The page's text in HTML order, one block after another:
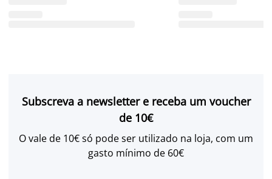
Subscreva a newsletter e receba um voucher
de 10€
O vale de 10€ só pode ser utilizado na loja, com um
gasto mínimo de 60€